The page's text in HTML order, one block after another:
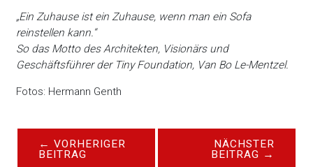
„Ein Zuhause ist ein Zuhause, wenn man ein Sofa
reinstellen kann.“
So das Motto des Architekten, Visionärs und
Geschäftsführer der Tiny Foundation, Van Bo Le-Mentzel.
Fotos: Hermann Genth
← VORHERIGER
BEITRAG
NÄCHSTER
BEITRAG →